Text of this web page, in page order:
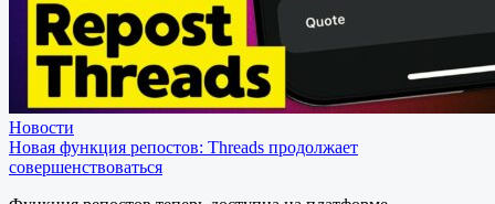
Новости
Новая функция репостов: Threads продолжает
совершенствоваться